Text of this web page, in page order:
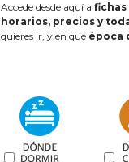
Accede desde aquí a
horarios, precios y
quieres ir, y en qué época